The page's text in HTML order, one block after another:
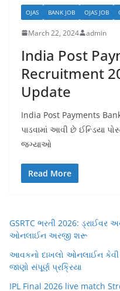
OJAS BANK JOB OJAS JOB
March 22, 2024 admin
India Post
Recruitment
Update
India Post Payments
પાડવામાં આવી છે ઈન્ડિયા
જગ્યાઓ
Read More
GSRTC ભરતી 2026:
ઓનલાઈન અરજી શરૂ
આવકનો દાખલો ઓનલાઈન કેવી
જાણો સંપૂર્ણ પ્રક્રિયા
IPL Final 2026 live match